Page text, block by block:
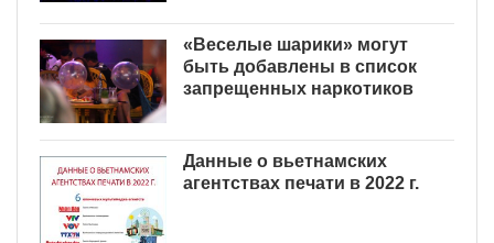
«Веселые шарики» могут
быть добавлены в список
запрещенных наркотиков
Данные о вьетнамских
агентствах печати в 2022 г.